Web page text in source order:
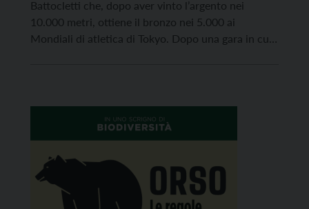
Battocletti che, dopo aver vinto l’argento nei
10.000 metri, ottiene il bronzo nei 5.000 ai
Mondiali di atletica di Tokyo. Dopo una gara in cui
indietro […]